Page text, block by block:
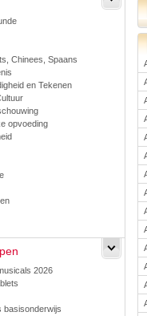
Chinees, Spaans
en Tekenen
opvoeding
2026
basisonderwijs